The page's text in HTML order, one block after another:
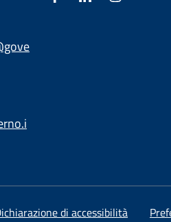
di accessibilità